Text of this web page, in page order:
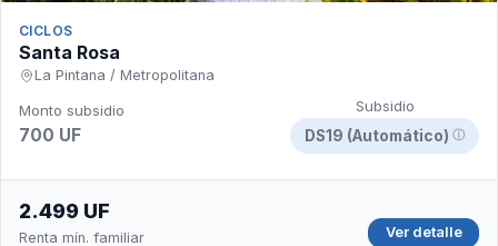
CICLOS
Santa Rosa
La Pintana / Metropolitana
Monto subsidio
700 UF
Subsidio
DS19 (Automático) ⓘ
2.499 UF
Renta mín. familiar
Ver detalle